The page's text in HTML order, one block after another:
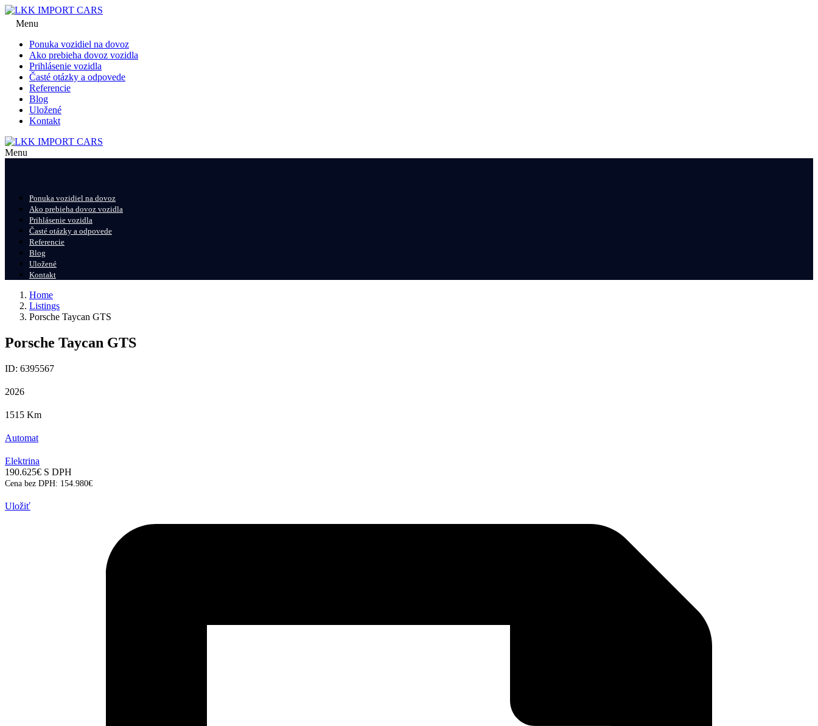
Menu
Ponuka vozidiel na dovoz
Ako prebieha dovoz vozidla
Prihlásenie vozidla
Časté otázky a odpovede
Referencie
Blog
Uložené
Kontakt
Menu
Ponuka vozidiel na dovoz
Ako prebieha dovoz vozidla
Prihlásenie vozidla
Časté otázky a odpovede
Referencie
Blog
Uložené
Kontakt
Home
Listings
Porsche Taycan GTS
Porsche Taycan GTS
ID: 6395567
2026
1515 Km
Automat
Elektrina
190.625€ S DPH
Cena bez DPH: 154.980€
Uložiť